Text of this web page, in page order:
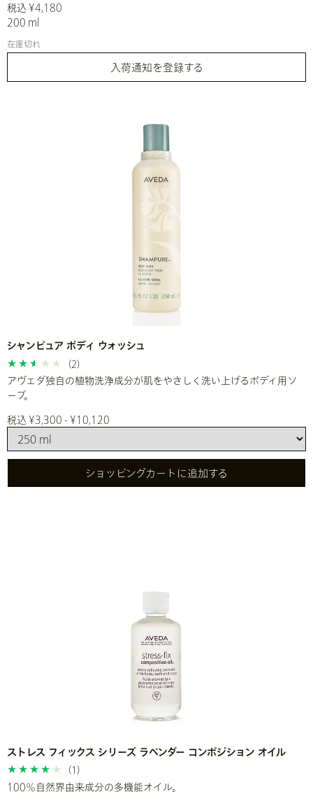
税込 ¥4,180
200 ml
在庫切れ
入荷通知を登録する
シャンピュア ボディ ウォッシュ
(2)
アヴェダ独自の植物洗浄成分が肌をやさしく洗い上げるボディ用ソ
ープ。
税込 ¥3,300 - ¥10,120
ショッピングカートに追加する
ストレス フィックス シリーズ ラベンダー コンポジション オイル
(1)
100％自然界由来成分の多機能オイル。